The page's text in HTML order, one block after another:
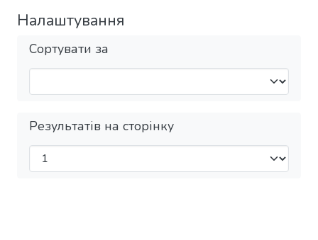
Налаштування
Сортувати за
Результатів на сторінку